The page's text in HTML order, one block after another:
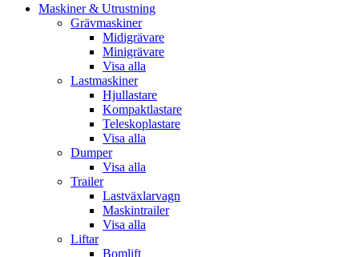
Close
Maskiner & Utrustning
Grävmaskiner
Midigrävare
Minigrävare
Visa alla
Lastmaskiner
Hjullastare
Kompaktlastare
Teleskoplastare
Visa alla
Dumper
Visa alla
Trailer
Lastväxlarvagn
Maskintrailer
Visa alla
Liftar
Bomlift